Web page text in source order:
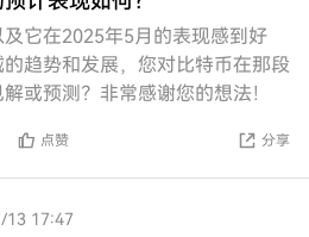
它在2025年5月的表现感到好
趋势和发展，您对比特币在那段
或预测？非常感谢您的想法！
点赞 分享
13 17:47